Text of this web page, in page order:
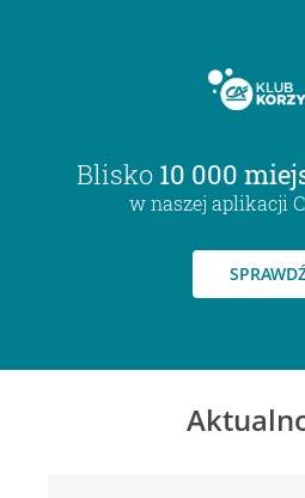
Blisko 10 000
w naszej aplikacji